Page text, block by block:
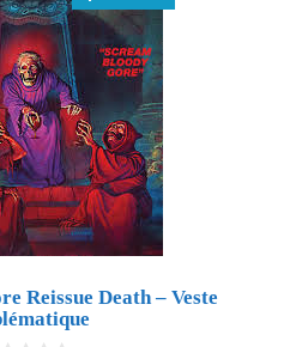
Reissue Death – Veste